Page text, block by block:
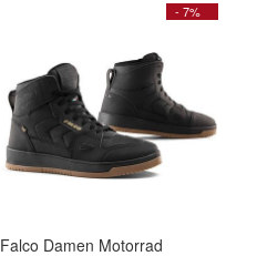
- 7%
Falco Damen Motorrad